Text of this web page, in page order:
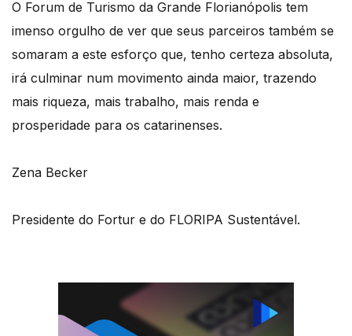
O Forum de Turismo da Grande Florianópolis tem
imenso orgulho de ver que seus parceiros também se
somaram a este esforço que, tenho certeza absoluta,
irá culminar num movimento ainda maior, trazendo
mais riqueza, mais trabalho, mais renda e
prosperidade para os catarinenses.
Zena Becker
Presidente do Fortur e do FLORIPA Sustentável.